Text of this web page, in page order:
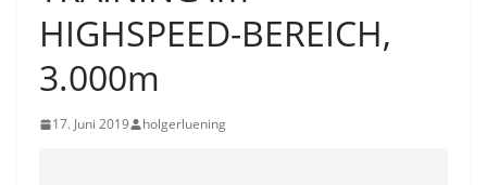
HIGHSPEED-BEREICH,
3.000m
17. Juni 2019 holgerluening